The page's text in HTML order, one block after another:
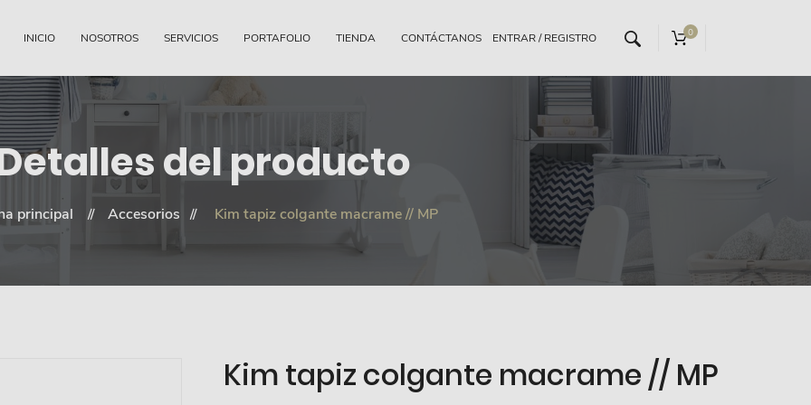
INICIO NOSOTROS SERVICIOS PORTAFOLIO TIENDA CONTÁCTANOS 0
del producto
principal Accesorios Kim tapiz colgante macrame // MP
Kim tapiz colgante macrame // MP